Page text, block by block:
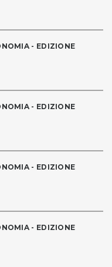
- EDIZIONE
- EDIZIONE
- EDIZIONE
- EDIZIONE